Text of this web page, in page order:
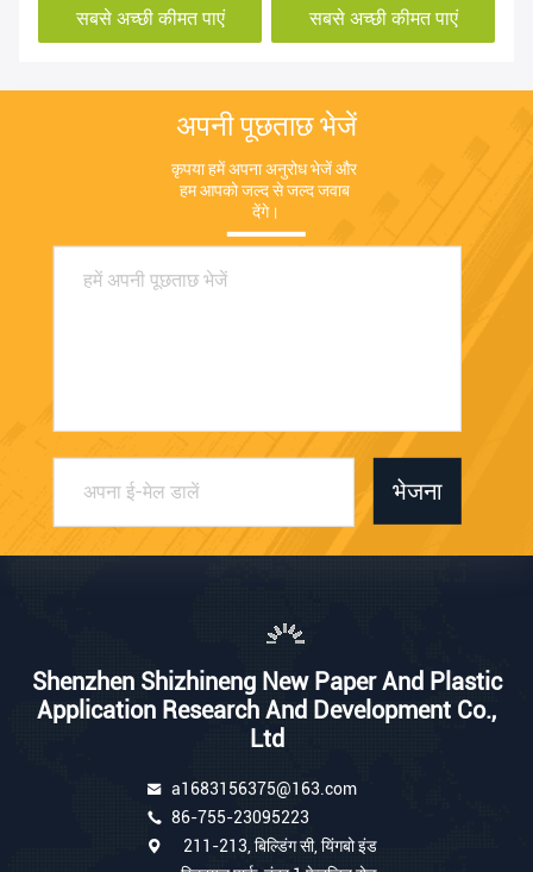
सबसे अच्छी कीमत पाएं सबसे अच्छी कीमत पाएं
अपनी पूछताछ भेजें
कृपया हमें अपना अनुरोध भेजें और
हम आपको जल्द से जल्द जवाब
देंगे।
भेजना
Shenzhen Shizhineng New Paper And Plastic
Application Research And Development Co.,
Ltd
a1683156375@163.com
86-755-23095223
211-213, बिल्डिंग सी, यिंगबो इंड